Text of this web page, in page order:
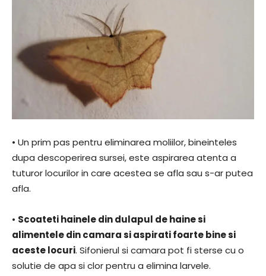
• Un prim pas pentru eliminarea moliilor, bineinteles
dupa descoperirea sursei, este aspirarea atenta a
tuturor locurilor in care acestea se afla sau s-ar putea
afla.
• Scoateti hainele din dulapul de haine si
alimentele din camara si aspirati foarte bine si
aceste locuri. Sifonierul si camara pot fi sterse cu o
solutie de apa si clor pentru a elimina larvele.